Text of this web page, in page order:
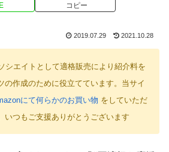
コピー
2019.07.29 2021.10.28
シエイトとして適格販売により紹介料を
の作成のために役立てています。当サイ
にて何らかのお買い物 をしていただ
いつもご支援ありがとうございます